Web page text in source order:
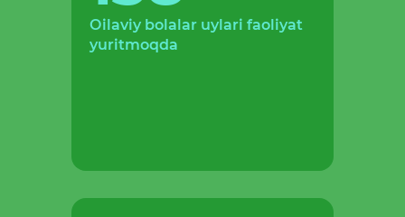
Оilaviy bolalar uylari faoliyat
yuritmoqda